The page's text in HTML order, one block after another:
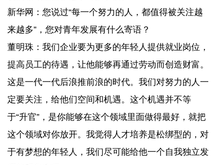
新华网：您说过“每一个努力的人，都值得被关注越
来越多”，您对青年发展有什么寄语？
董明珠：我们企业要为更多的年轻人提供就业岗位，
提高员工的待遇，让他能够再通过劳动而创造财富。
这是一代一代后浪推前浪的时代。我们对努力的人一
定要关注，给他们空间和机遇。这个机遇并不等
于“升官”，是你能够在这个领域里面做得最好，就把
这个领域对你放开。我觉得人才培养是松绑型的，对
于有梦想的年轻人，我们尽可能给他一个自我独立发